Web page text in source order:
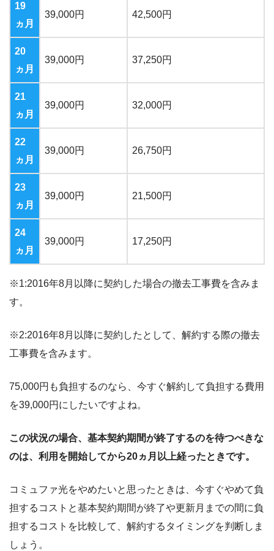
19
ヵ月
39,000円 42,500円
20
ヵ月
39,000円 37,250円
21
ヵ月
39,000円 32,000円
22
ヵ月
39,000円 26,750円
23
ヵ月
39,000円 21,500円
24
ヵ月
39,000円 17,250円
※1:2016年8月以降に契約した場合の撤去工事費を含みま
す。
※2:2016年8月以降に契約したとして、解約する際の撤去
工事費を含みます。
75,000円も負担するのなら、今すぐ解約して負担する費用
を39,000円にしたいですよね。
この状況の場合、基本契約期間が終了するのを待つべきな
のは、利用を開始してから20ヵ月以上経ったときです。
コミュファ光をやめたいと思ったときは、今すぐやめて負
担するコストと基本契約期間が終了や更新月までの間に負
担するコストを比較して、解約するタイミングを判断しま
しょう。